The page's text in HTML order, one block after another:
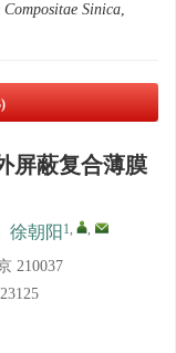
Sinica,
屏蔽复合薄膜
徐朝阳 1, ,
210037